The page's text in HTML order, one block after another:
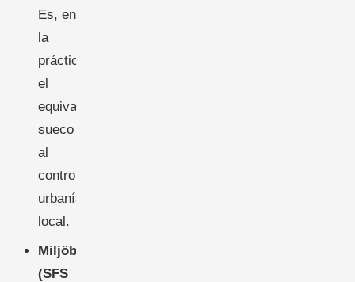
Es, en
la
práctica,
el
equivalente
sueco
al
control
urbanístico
local.
Miljöbalken
(SFS